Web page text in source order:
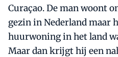
Curaçao. De man woont
gezin in Nederland maar
huurwoning in het land
Maar dan krijgt hij een